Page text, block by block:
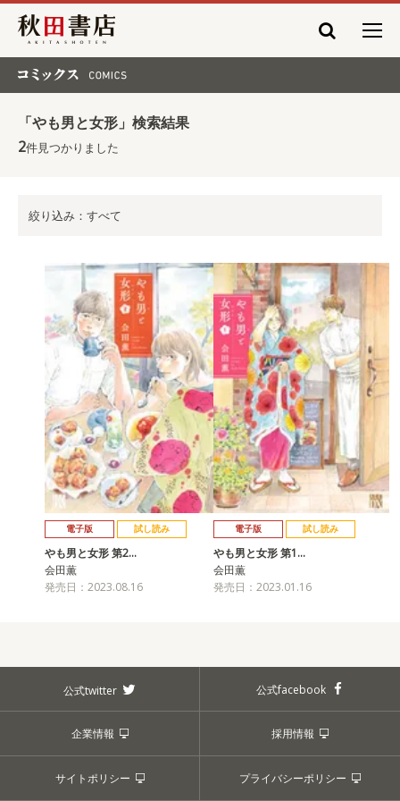
秋田書店
「やも男と女形」検索結果
2件見つかりました
絞り込み：すべて
電子版 試し読み
やも男と女形 第2…
会田薫
発売日：2023.08.16
電子版 試し読み
やも男と女形 第1…
会田薫
発売日：2023.01.16
公式twitter 公式facebook
企業情報 採用情報
サイトポリシー プライバシーポリシー